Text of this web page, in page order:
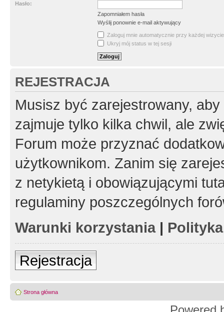
Hasło:
Zapomniałem hasła
Wyślij ponownie e-mail aktywujący
Zaloguj mnie automatycznie przy każdej wizycie
Ukryj mój status w tej sesji
REJESTRACJA
Musisz być zarejestrowany,
zajmuje tylko kilka chwil, ale
Forum może przyznać
użytkownikom. Zanim się
z netykietą i obowiązującymi
regulaminy poszczególnych
Warunki korzystania|
Rejestracja
Strona główna